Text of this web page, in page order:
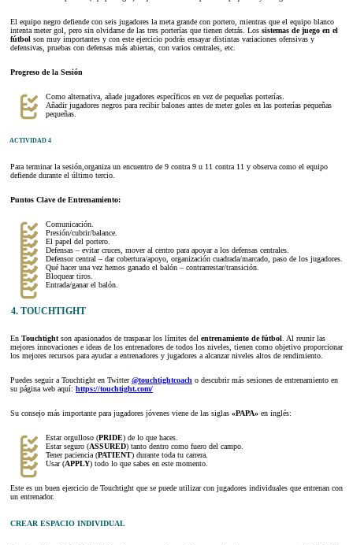
El equipo negro defiende con seis jugadores la meta grande con portero, mientras que el equipo blanco
intenta meter gol, pero sin olvidarse de las tres porterías que tienen detrás. Los sistemas de juego en el
fútbol son muy importantes y con este ejercicio podrás ensayar distintas variaciones ofensivas y
defensivas, pruebas con defensas más abiertas, con varios centrales, etc.
Progreso de la Sesión
Como alternativa, añade jugadores específicos en vez de pequeñas porterías.
Añadir jugadores negros para recibir balones antes de meter goles en las porterías pequeñas
pequeñas.
ACTIVIDAD 4
Para terminar la sesión,organiza un encuentro de 9 contra 9 u 11 contra 11 y observa como el equipo
defiende durante el último tercio.
Puntos Clave de Entrenamiento:
Comunicación.
Presión/cubrir/balance.
El papel del portero.
Defensas – evitar cruces, mover al centro para apoyar a los defensas centrales.
Defensor central – dar cobertura/apoyo, organización cuadrada/marcado, paso de los jugadores.
Qué hacer una vez hemos ganado el balón – contrarrestar/transición.
Bloquear tiros.
Entrada/ganar el balón.
4. TOUCHTIGHT
En Touchtight son apasionados de traspasar los límites del entrenamiento de fútbol . Al reunir las
mejores innovaciones e ideas de los entrenadores de todos los niveles, tienen como objetivo proporcionar
los mejores recursos para ayudar a entrenadores y jugadores a alcanzar niveles altos de rendimiento.
Puedes seguir a Touchtight en Twitter@touchtightcoach o descubrir más sesiones de entrenamiento en
su página web aquí: https://touchtight.com/
Su consejo más importante para jugadores jóvenes viene de las siglas «PAPA» en inglés:
Estar orgulloso (PRIDE) de lo que haces.
Estar seguro (ASSURED) tanto dentro como fuero del campo.
Tener paciencia (PATIENT) durante toda tu carrera.
Usar (APPLY) todo lo que sabes en este momento.
Este es un buen ejercicio de Touchtight que se puede utilizar con jugadores individuales que entrenan con
un entrenador.
CREAR ESPACIO INDIVIDUAL